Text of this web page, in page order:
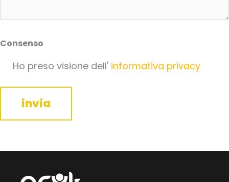
Consenso
Ho preso visione dell' informativa privacy